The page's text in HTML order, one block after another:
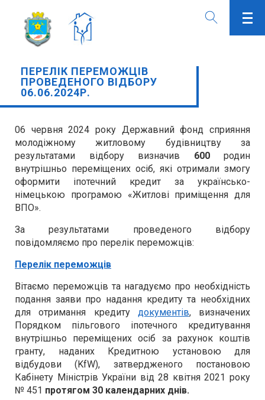
ПЕРЕЛІК ПЕРЕМОЖЦІВ
ПРОВЕДЕНОГО ВІДБОРУ
06.06.2024Р.
06 червня 2024 року Державний фонд сприяння
молодіжному житловому будівництву за
результатами відбору визначив 600родин
внутрішньо переміщених осіб, які отримали змогу
оформити іпотечний кредит за українсько-
німецькою програмою «Житлові приміщення для
ВПО».
За результатами проведеного відбору
повідомляємо про перелік переможців:
Перелік переможців
Вітаємо переможців та нагадуємо про необхідність
подання заяви про надання кредиту та необхідних
для отримання кредиту документів, визначених
Порядком пільгового іпотечного кредитування
внутрішньо переміщених осіб за рахунок коштів
гранту, наданих Кредитною установою для
відбудови (KfW), затвердженого постановою
Кабінету Міністрів України від 28 квітня 2021 року
№ 451 протягом 30 календарних днів.